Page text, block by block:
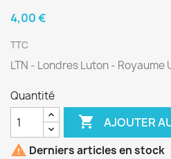
4,00 €
TTC
LTN - Londres Luton - Royaume
Quantité
 AJOUTER
 Derniers articles en stock